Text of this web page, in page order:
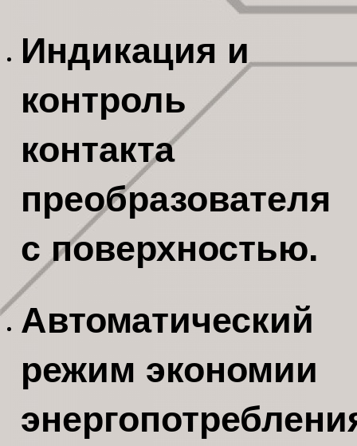
Индикация и
контроль
контакта
преобразователя
с поверхностью.
Автоматический
режим экономии